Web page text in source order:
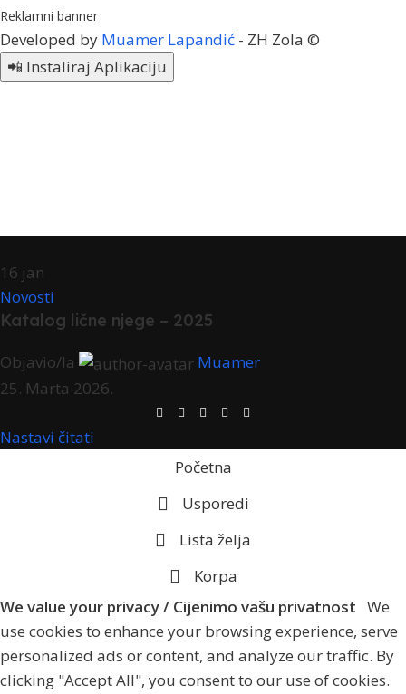
Reklamni banner
Developed by Muamer Lapandić - ZH Zola ©
📲 Instaliraj Aplikaciju
16 jan
Novosti
Katalog lične njege – 2025
Objavio/la
Muamer
25. Marta 2026.
Nastavi čitati
Početna
Usporedi
Lista želja
Korpa
We value your privacy / Cijenimo vašu privatnost We
use cookies to enhance your browsing experience, serve
personalized ads or content, and analyze our traffic. By
clicking "Accept All", you consent to our use of cookies.